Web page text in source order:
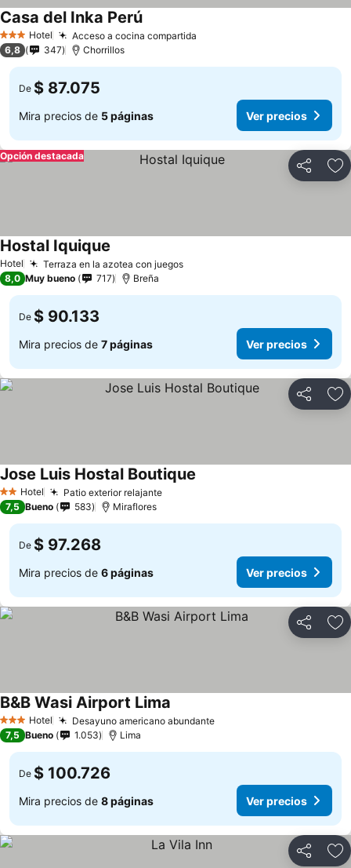
3 Estrellas
Hotel Acceso a cocina compartida
Casa del Inka PerúVer precios
6,8 347 Chorrillos
De $ 87.075
Mira precios de 5 páginas Ver precios
Compartir
Opción destacada
Hotel Terraza en la azotea con juegosVer precios
Hostal Iquique
8,0 Muy bueno 717 Breña
De $ 90.133
Mira precios de 7 páginas Ver precios
Compartir
2 Estrellas
Hotel Patio exterior relajanteVer precios
Jose Luis Hostal Boutique
7,5 Bueno 583 Miraflores
De $ 97.268
Mira precios de 6 páginas Ver precios
Compartir
3 Estrellas
Hotel Desayuno americano abundanteVer precios
B&B Wasi Airport Lima
7,5 Bueno 1.053 Lima
De $ 100.726
Mira precios de 8 páginas Ver precios
Compartir